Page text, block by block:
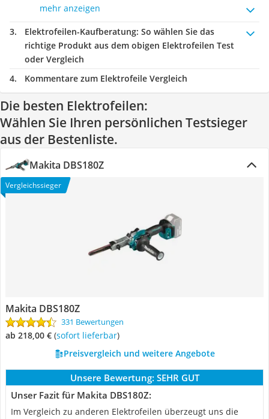
mehr anzeigen
Elektrofeilen-Kaufberatung: So wählen Sie das
richtige Produkt aus dem obigen Elektrofeilen Test
oder Vergleich
Kommentare zum Elektrofeile Vergleich
Die besten Elektrofeilen:
Wählen Sie Ihren persönlichen Testsieger
aus der Bestenliste.
Makita DBS180Z
Vergleichssieger
Makita DBS180Z
331 Bewertungen
ab 218,00 € ( Sofort lieferbar)
Preisvergleich und weitere Angebote
Unsere Bewertung: SEHR GUT
Unser Fazit für Makita DBS180Z:
Im Vergleich zu anderen Elektrofeilen überzeugt uns die